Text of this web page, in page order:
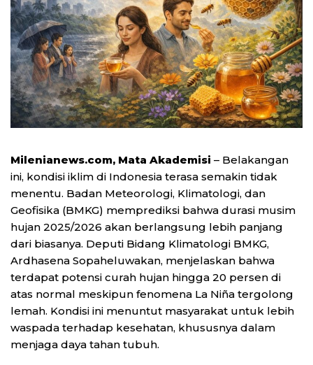
Milenianews.com, Mata Akademisi – Belakangan
ini, kondisi iklim di Indonesia terasa semakin tidak
menentu. Badan Meteorologi, Klimatologi, dan
Geofisika (BMKG) memprediksi bahwa durasi musim
hujan 2025/2026 akan berlangsung lebih panjang
dari biasanya. Deputi Bidang Klimatologi BMKG,
Ardhasena Sopaheluwakan, menjelaskan bahwa
terdapat potensi curah hujan hingga 20 persen di
atas normal meskipun fenomena La Niña tergolong
lemah. Kondisi ini menuntut masyarakat untuk lebih
waspada terhadap kesehatan, khususnya dalam
menjaga daya tahan tubuh.